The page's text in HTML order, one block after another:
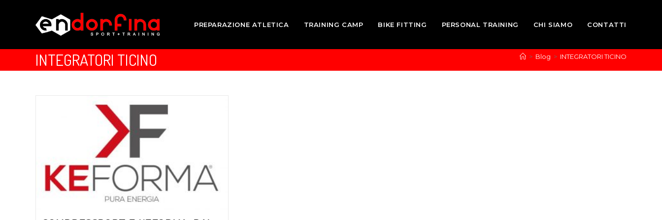
PREPARAZIONE ATLETICA TRAINING CAMP BIKE FITTING PERSONAL TRAINING CHI SIAMO CONTATTI
INTEGRATORI TICINO > Blog > INTEGRATORI TICINO